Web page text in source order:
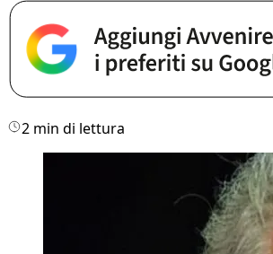
2 min di lettura